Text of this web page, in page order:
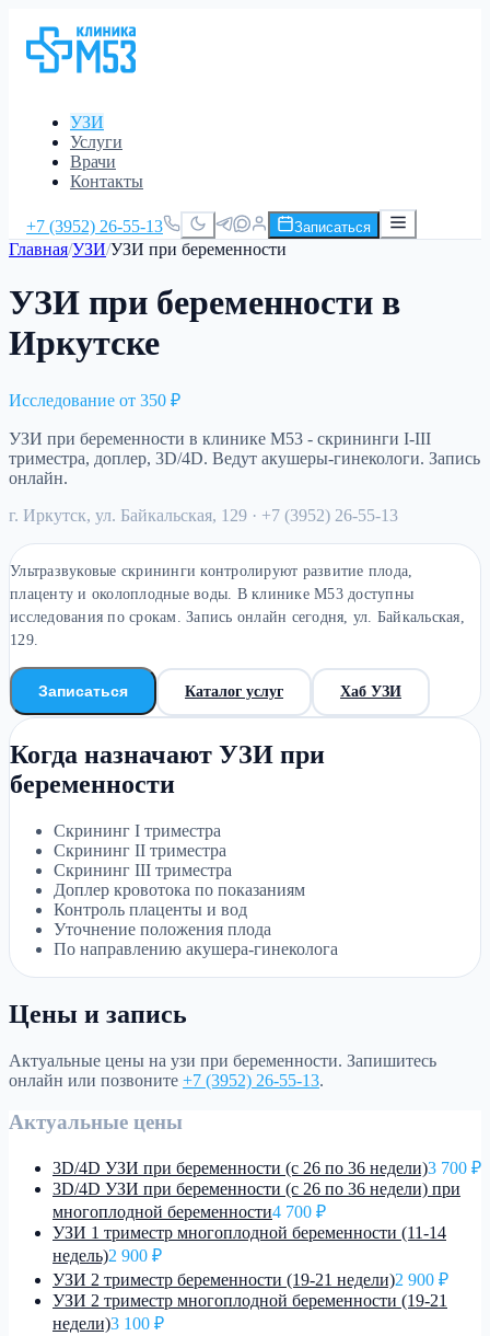
УЗИ
Услуги
Врачи
Контакты
+7 (3952) 26-55-13 Записаться
Главная/УЗИ/УЗИ при беременности
УЗИ при беременности в
Иркутске
Исследование от 350 ₽
УЗИ при беременности в клинике М53 - скрининги I-III
триместра, доплер, 3D/4D. Ведут акушеры-гинекологи. Запись
онлайн.
г. Иркутск, ул. Байкальская, 129 · +7 (3952) 26-55-13
Ультразвуковые скрининги контролируют развитие плода,
плаценту и околоплодные воды. В клинике М53 доступны
исследования по срокам. Запись онлайн сегодня, ул. Байкальская,
129.
Записаться Каталог услуг Хаб УЗИ
Когда назначают УЗИ при
беременности
Скрининг I триместра
Скрининг II триместра
Скрининг III триместра
Доплер кровотока по показаниям
Контроль плаценты и вод
Уточнение положения плода
По направлению акушера-гинеколога
Цены и запись
Актуальные цены на узи при беременности. Запишитесь
онлайн или позвоните +7 (3952) 26-55-13.
Актуальные цены
3D/4D УЗИ при беременности (с 26 по 36 недели)3 700 ₽
3D/4D УЗИ при беременности (с 26 по 36 недели) при
многоплодной беременности4 700 ₽
УЗИ 1 триместр многоплодной беременности (11-14
недель)2 900 ₽
УЗИ 2 триместр беременности (19-21 недели)2 900 ₽
УЗИ 2 триместр многоплодной беременности (19-21
недели)3 100 ₽